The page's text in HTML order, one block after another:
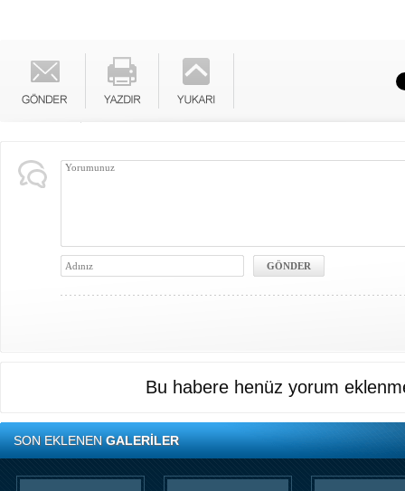
Bu habere henüz yorum
SON EKLENENGALERİLER